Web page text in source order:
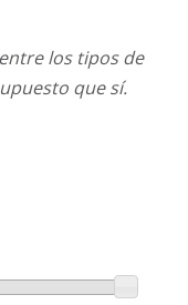
los tipos de
que sí.